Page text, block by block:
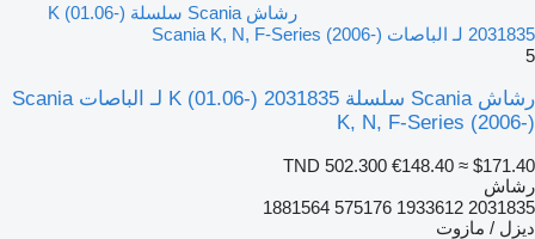
رشاش Scania سلسلة K (01.06-)
2031835 لـ الباصات Scania K, N, F-Series (2006-)
5
رشاش Scania سلسلة K (01.06-) 2031835 لـ الباصات Scania
K, N, F-Series (2006-)
TND 502.300 €148.40 ≈ $171.40
رشاش
2031835 1933612 575176 1881564
ديزل / مازوت